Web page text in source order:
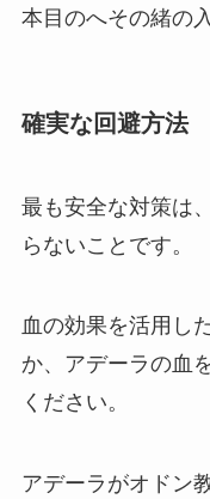
本目のへその緒の
確実な回避方法
最も安全な対策は
らないことです。
血の効果を活用し
か、アデーラの血
ください。
アデーラがオドン